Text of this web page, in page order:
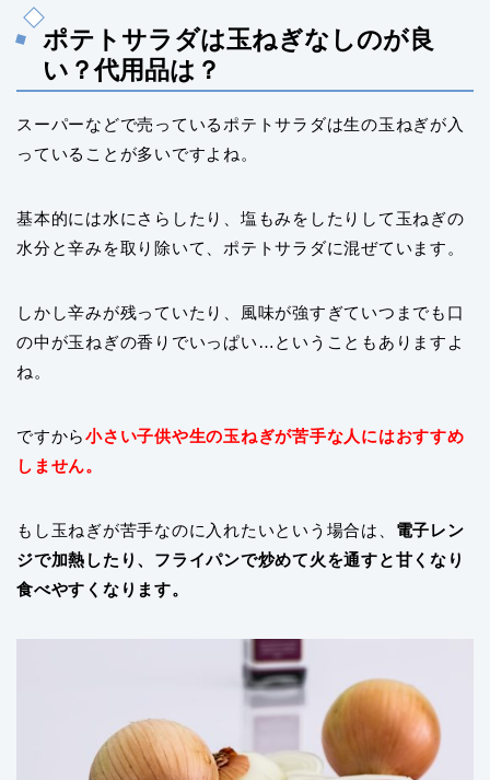
ポテトサラダは玉ねぎなしのが良
い？代用品は？
スーパーなどで売っているポテトサラダは生の玉ねぎが入
っていることが多いですよね。
基本的には水にさらしたり、塩もみをしたりして玉ねぎの
水分と辛みを取り除いて、ポテトサラダに混ぜています。
しかし辛みが残っていたり、風味が強すぎていつまでも口
の中が玉ねぎの香りでいっぱい…ということもありますよ
ね。
ですから小さい子供や生の玉ねぎが苦手な人にはおすすめ
しません。
もし玉ねぎが苦手なのに入れたいという場合は、 電子レン
ジで加熱したり、フライパンで炒めて火を通すと甘くなり
食べやすくなります。